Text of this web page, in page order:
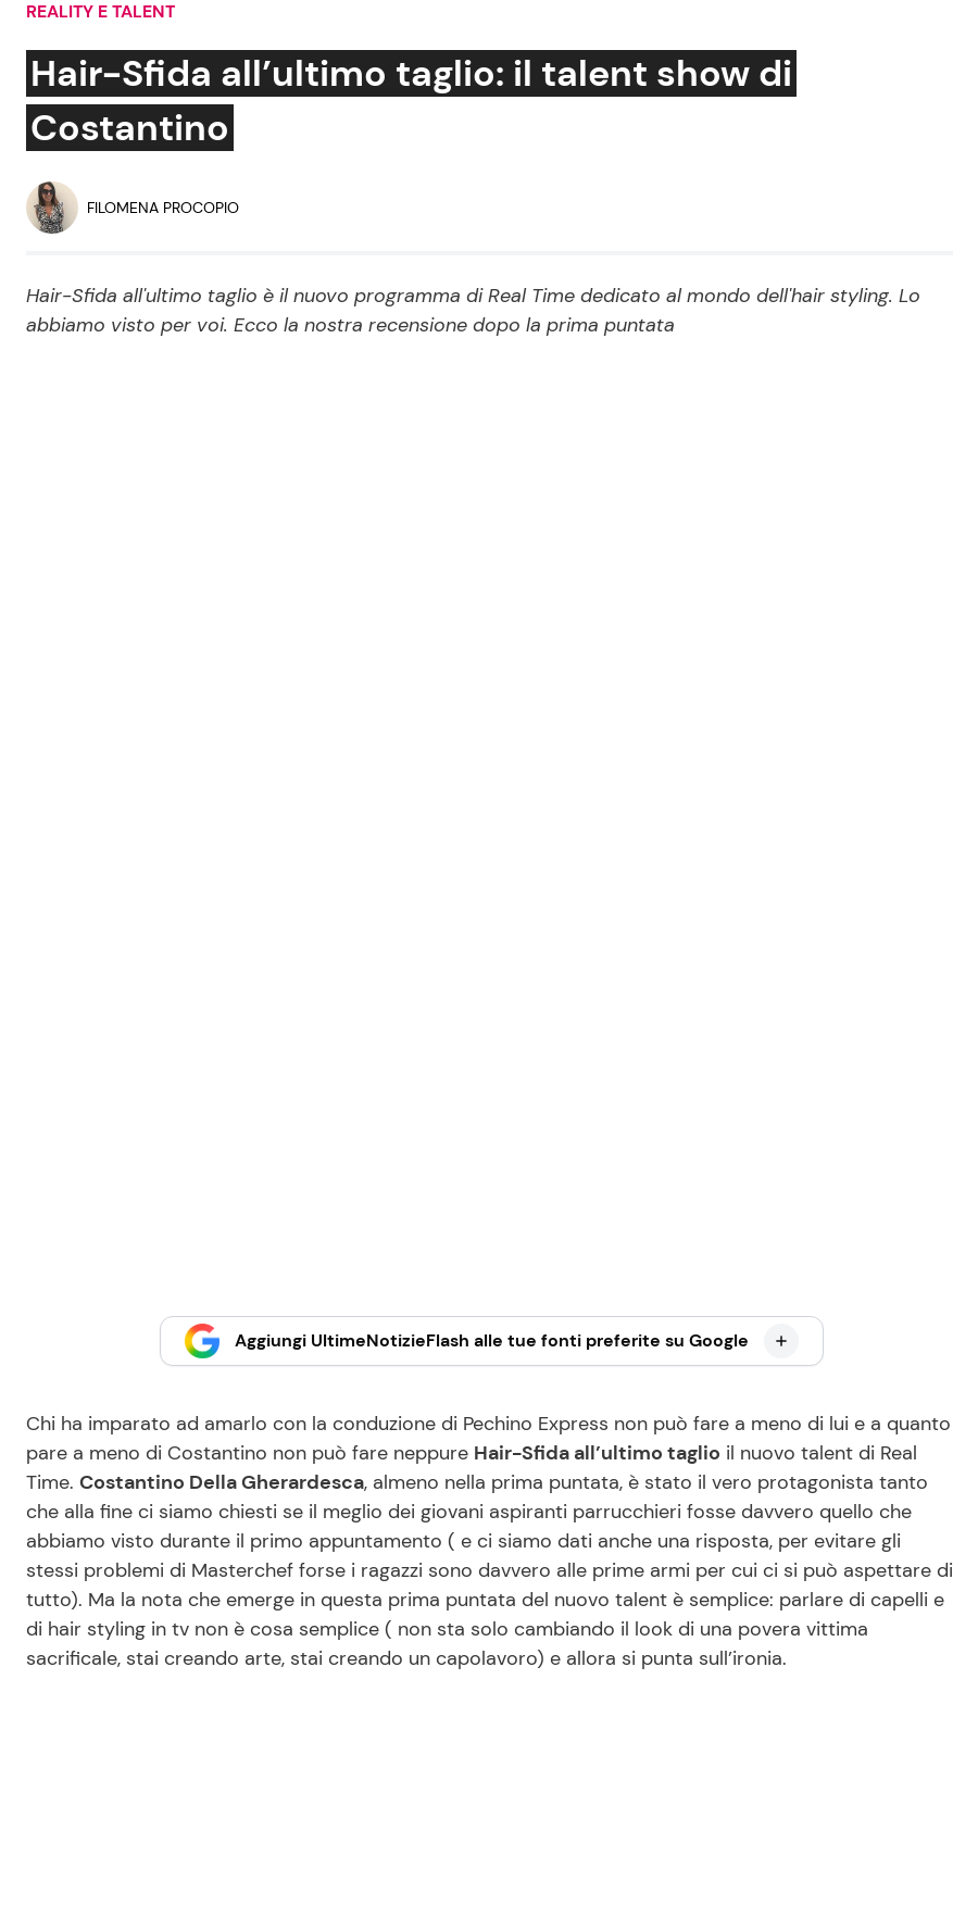
Social News
News dal mondo
News benessere
Le Ricette in TV
Primi Piatti
REALITY E TALENT
Hair-Sfida all’ultimo taglio: il talent show di
Costantino
FILOMENA PROCOPIO
Hair-Sfida all'ultimo taglio è il nuovo programma di Real Time dedicato al mondo dell'hair styling. Lo
abbiamo visto per voi. Ecco la nostra recensione dopo la prima puntata
Aggiungi UltimeNotizieFlash alle tue fonti preferite su Google
Chi ha imparato ad amarlo con la conduzione di Pechino Express non può fare a meno di lui e a quanto
pare a meno di Costantino non può fare neppure Hair-Sfida all’ultimo taglio il nuovo talent di Real
Time. Costantino Della Gherardesca, almeno nella prima puntata, è stato il vero protagonista tanto
che alla fine ci siamo chiesti se il meglio dei giovani aspiranti parrucchieri fosse davvero quello che
abbiamo visto durante il primo appuntamento ( e ci siamo dati anche una risposta, per evitare gli
stessi problemi di Masterchef forse i ragazzi sono davvero alle prime armi per cui ci si può aspettare di
tutto). Ma la nota che emerge in questa prima puntata del nuovo talent è semplice: parlare di capelli e
di hair styling in tv non è cosa semplice ( non sta solo cambiando il look di una povera vittima
sacrificale, stai creando arte, stai creando un capolavoro) e allora si punta sull’ironia.